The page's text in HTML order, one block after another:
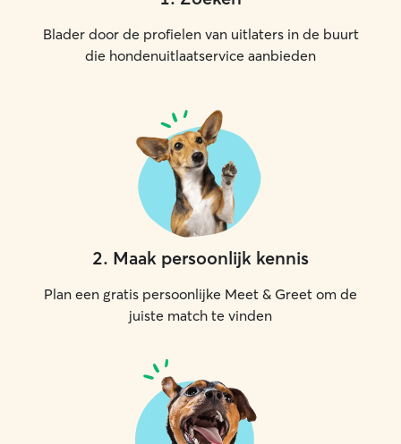
Blader door de profielen van uitlaters in de buurt
die hondenuitlaatservice aanbieden
2. Maak persoonlijk kennis
Plan een gratis persoonlijke Meet & Greet om de
juiste match te vinden